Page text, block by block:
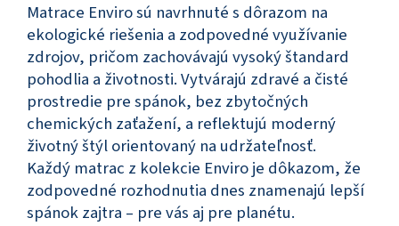
Matrace Enviro sú navrhnuté s dôrazom na
ekologické riešenia a zodpovedné využívanie
zdrojov, pričom zachovávajú vysoký štandard
pohodlia a životnosti. Vytvárajú zdravé a čisté
prostredie pre spánok, bez zbytočných
chemických zaťažení, a reflektujú moderný
životný štýl orientovaný na udržateľnosť.
Každý matrac z kolekcie Enviro je dôkazom, že
zodpovedné rozhodnutia dnes znamenajú lepší
spánok zajtra – pre vás aj pre planétu.